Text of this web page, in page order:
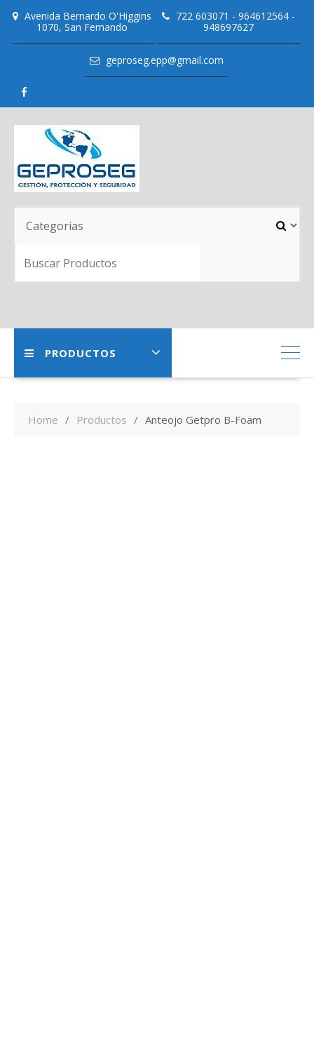
Skip
content
Avenida Bernardo O'Higgins
1070, San Fernando
722 603071 - 964612564 -
948697627
geproseg.epp@gmail.com
SEARCH
PRODUCTOS
Home Productos Anteojo Getpro B-Foam